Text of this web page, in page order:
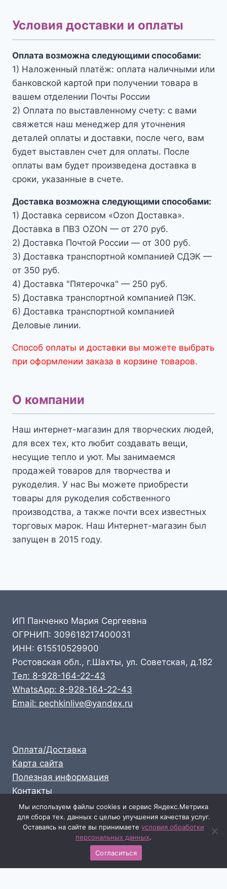
Условия доставки и оплаты
Оплата возможна следующими способами:
1) Наложенный платёж: оплата наличными или
банковской картой при получении товара в
вашем отделении Почты России
2) Оплата по выставленному счету: с вами
свяжется наш менеджер для уточнения
деталей оплаты и доставки, после чего, вам
будет выставлен счет для оплаты. После
оплаты вам будет произведена доставка в
сроки, указанные в счете.
Доставка возможна следующими способами:
1) Доставка сервисом «Ozon Доставка».
Доставка в ПВЗ OZON — от 270 руб.
2) Доставка Почтой России — от 300 руб.
3) Доставка транспортной компанией СДЭК —
от 350 руб.
4) Доставка "Пятерочка" — 250 руб.
5) Доставка транспортной компанией ПЭК.
6) Доставка транспортной компанией
Деловые линии.
Способ оплаты и доставки вы можете выбрать
при оформлении заказа в корзине товаров.
О компании
Наш интернет-магазин для творческих людей,
для всех тех, кто любит создавать вещи,
несущие тепло и уют. Мы занимаемся
продажей товаров для творчества и
рукоделия. У нас Вы можете приобрести
товары для рукоделия собственного
производства, а также почти всех известных
торговых марок. Наш Интернет-магазин был
запущен в 2015 году.
ИП Панченко Мария Сергеевна
ОГРНИП: 309618217400031
ИНН: 615510529900
Ростовская обл., г.Шахты, ул. Советская, д.182
Тел: 8-928-164-22-43
WhatsApp: 8-928-164-22-43
Email: pechkinlive@yandex.ru
Оплата/Доставка
Карта сайта
Полезная информация
Контакты
Личный кабинет
Опт: 8-928-164-22-43
Розница: 8-989-711-58-47
Мы используем файлы cookies и сервис Яндекс.Метрика
для сбора тех. данных с целью улучшения качества услуг.
Оставаясь на сайте вы принимаете условия обработки
персональных данных.
Согласиться